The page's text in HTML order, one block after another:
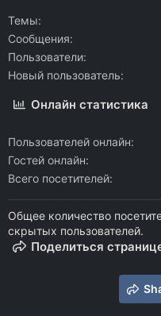
Темы
Сообщения
Пользователи
Новый пользователь
Онлайн статистика
Пользователей онлайн
Гостей онлайн
Всего посетителей
Общее количество
скрытых пользователей.
Поделиться